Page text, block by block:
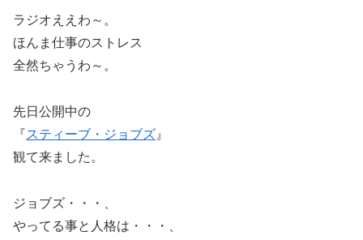
ラジオええわ～。
ほんま仕事のストレス
全然ちゃうわ～。
先日公開中の
『スティーブ・ジョブズ 』
観て来ました。
ジョブズ・・・、
やってる事と人格は・・・、